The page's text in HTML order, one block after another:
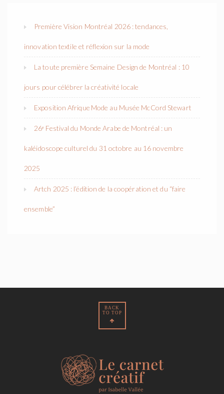
Première Vision Montréal 2026 : tendances,
innovation textile et réflexion sur la mode
La toute première Semaine Design de Montréal : 10
jours pour célébrer la créativité locale
Exposition Afrique Mode au Musée McCord Stewart
26ᵉ Festival du Monde Arabe de Montréal : un
kaléidoscope culturel du 31 octobre au 16 novembre
2025
Artch 2025 : l’édition de la coopération et du “faire
ensemble”
BACK
TO TOP